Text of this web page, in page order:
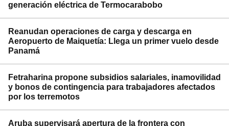
generación eléctrica de Termocarabobo
Reanudan operaciones de carga y descarga en
Aeropuerto de Maiquetía: Llega un primer vuelo desde
Panamá
Fetraharina propone subsidios salariales, inamovilidad
y bonos de contingencia para trabajadores afectados
por los terremotos
Aruba supervisará apertura de la frontera con